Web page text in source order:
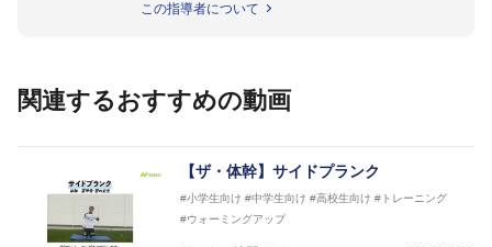
のほかU-23日本代表のアスレティックトレーナーと
世代のサッカーを中心に、WJBL、社会人ラグビー、
を派遣している。
さらには講演会やセミナー、専門学校などの教育機関
に講師を派遣するなど後進育成にも力を入れている。
「一人一人の健康な人生をサポートする」を企業理念
この指導者について
関連するおすすめの動画
【ザ・体幹】サイドプランク
#小学生向け #中学生向け #高校生向け #トレーニング
#ウォーミングアップ